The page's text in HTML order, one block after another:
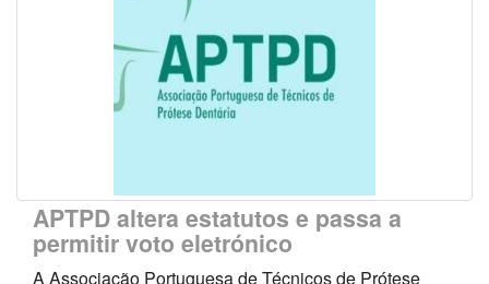
APTPD altera estatutos e passa a
permitir voto eletrónico
A Associação Portuguesa de Técnicos de Prótese